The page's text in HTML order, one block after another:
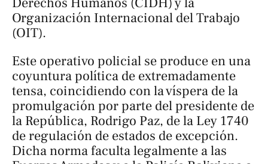
Organización Internacional del Trabajo
(OIT).
Este operativo policial se produce en una
coyuntura política de extremadamente
tensa, coincidiendo con la víspera de la
promulgación por parte del presidente de
la República, Rodrigo Paz, de la Ley 1740
de regulación de estados de excepción.
Dicha norma faculta legalmente a las